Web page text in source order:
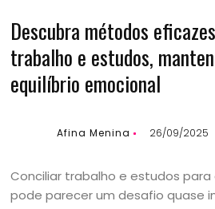
Descubra métodos
trabalho e estudos,
equilíbrio emocional
Afina Menina 26/09/2025
Conciliar trabalho e estudos para
pode parecer um desafio quase